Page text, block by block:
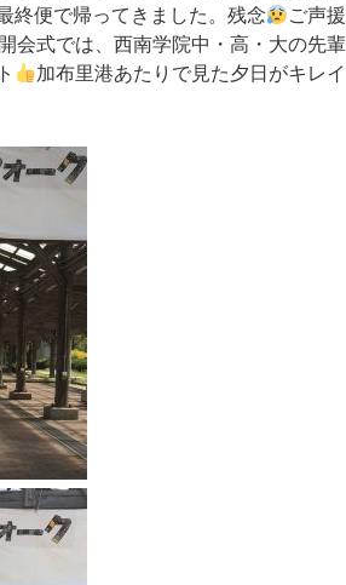
終便で帰ってきました。残念
ご声援
開会式では、西南学院中・高・大の先輩
加布里港あたりで見た夕日がキレイ